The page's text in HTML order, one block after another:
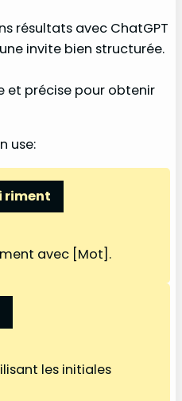
résultats avec ChatGPT
invite bien structurée.
et précise pour obtenir
use:
riment
avec [Mot].
les initiales